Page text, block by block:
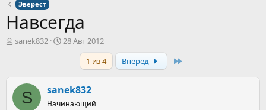
Эверест
Навсегда
А
т
е
sanek832
Д
а
ч
28 Авг 2012
1 из 4
Вперёд
S sanek832
Начинающий